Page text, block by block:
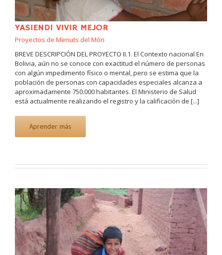
YASIENDI VIVIR MEJOR
Proyectos de Menuts del Món
BREVE DESCRIPCIÓN DEL PROYECTO II.1. El Contexto nacional En
Bolivia, aún no se conoce con exactitud el número de personas
con algún impedimento físico o mental, pero se estima que la
población de personas con capacidades especiales alcanza a
aproximadamente 750.000 habitantes. El Ministerio de Salud
está actualmente realizando el registro y la calificación de [...]
Aprender más